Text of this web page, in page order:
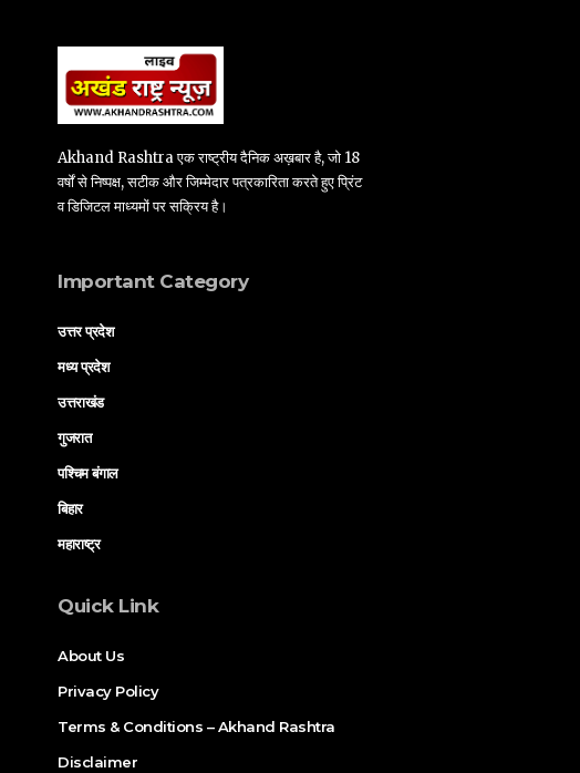
Akhand Rashtra एक राष्ट्रीय दैनिक अख़बार है, जो 18
वर्षों से निष्पक्ष, सटीक और जिम्मेदार पत्रकारिता करते हुए प्रिंट
व डिजिटल माध्यमों पर सक्रिय है।
Important Category
उत्तर प्रदेश
मध्य प्रदेश
उत्तराखंड
गुजरात
पश्चिम बंगाल
बिहार
महाराष्ट्र
Quick Link
About Us
Privacy Policy
Terms & Conditions – Akhand Rashtra
Disclaimer